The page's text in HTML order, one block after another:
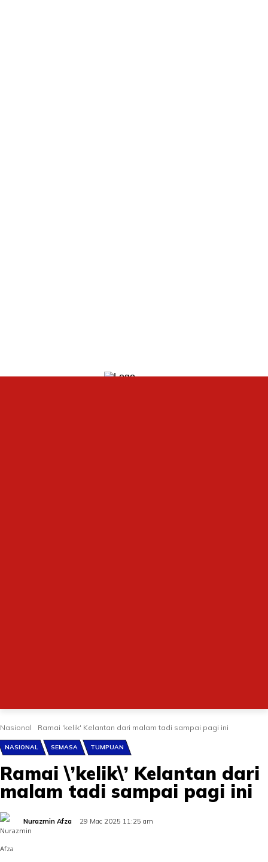
Nasional Ramai 'kelik' Kelantan dari malam tadi sampai pagi ini
NASIONAL SEMASA TUMPUAN
Ramai \’kelik\’ Kelantan dari
malam tadi sampai pagi ini
Nurazmin Afza 29 Mac 2025 11:25 am